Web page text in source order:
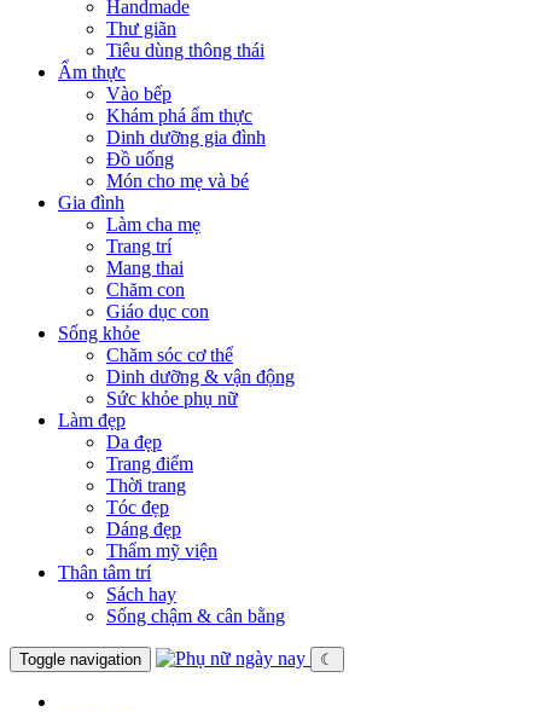
Handmade
Thư giãn
Tiêu dùng thông thái
Ẩm thực
Vào bếp
Khám phá ẩm thực
Dinh dưỡng gia đình
Đồ uống
Món cho mẹ và bé
Gia đình
Làm cha mẹ
Trang trí
Mang thai
Chăm con
Giáo dục con
Sống khỏe
Chăm sóc cơ thể
Dinh dưỡng & vận động
Sức khỏe phụ nữ
Làm đẹp
Da đẹp
Trang điểm
Thời trang
Tóc đẹp
Dáng đẹp
Thẩm mỹ viện
Thân tâm trí
Sách hay
Sống chậm & cân bằng
Toggle navigation ☾